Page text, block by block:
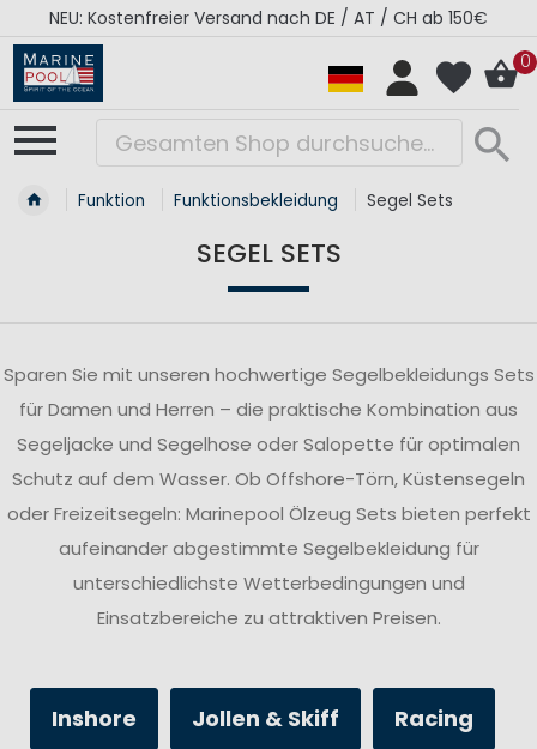
ab 150€
RÉGATES ROYALES Kollektion - Super
0
Funktion Funktionsbekleidung Segel Sets
SEGEL SETS
Sparen Sie mit unseren hochwertige Segelbekleidungs Sets
für Damen und Herren – die praktische Kombination aus
Segeljacke und Segelhose oder Salopette für optimalen
Schutz auf dem Wasser. Ob Offshore-Törn, Küstensegeln
oder Freizeitsegeln: Marinepool Ölzeug Sets bieten perfekt
aufeinander abgestimmte Segelbekleidung für
unterschiedlichste Wetterbedingungen und
Einsatzbereiche zu attraktiven Preisen.
Inshore Jollen & Skiff Racing